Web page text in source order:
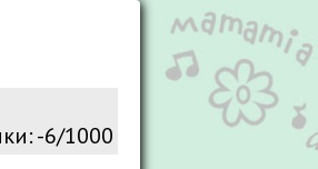
-7/1000